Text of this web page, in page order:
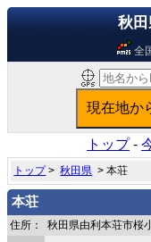
秋
全
トップ-
トップ>秋田県 > 本荘
本荘
住所： 秋田県由利本荘市桜